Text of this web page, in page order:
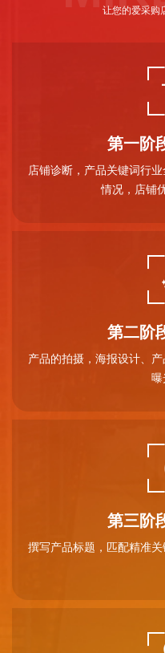
让您的爱采购
第一阶
店铺诊断，产品关键词行
情况，店铺
第二阶
产品的拍摄，海报设计、
曝
第三阶
撰写产品标题，匹配精准